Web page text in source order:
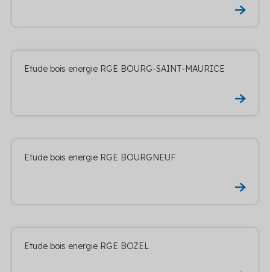
Etude bois energie RGE BOURG-SAINT-MAURICE
Etude bois energie RGE BOURGNEUF
Etude bois energie RGE BOZEL